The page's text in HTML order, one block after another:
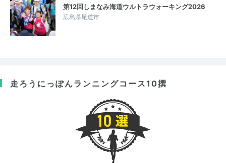
第12回しまなみ海道ウルトラウォーキング2026
広島県尾道市
走ろうにっぽんランニングコース10撰